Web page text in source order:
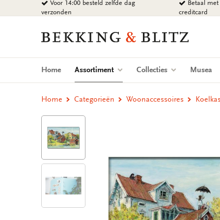
naar
Voor 14:00 besteld zelfde dag
verzonden
Betaal
creditcard
Bekking
Blitz
Uitgevers
Home Assortiment (current)Collecties Musea
Home Categorieën Woonaccessoires